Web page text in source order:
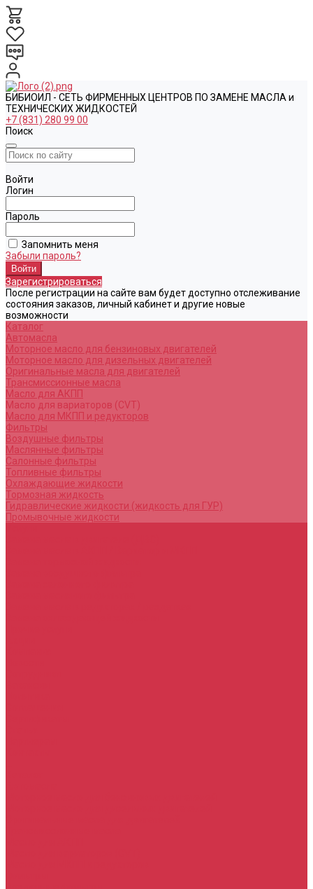
БИБИОИЛ - СЕТЬ ФИРМЕННЫХ ЦЕНТРОВ ПО ЗАМЕНЕ МАСЛА и
ТЕХНИЧЕСКИХ ЖИДКОСТЕЙ
+7 (831) 280 99 00
Поиск
Войти
Логин
Пароль
Запомнить меня
Забыли пароль?
Зарегистрироваться
После регистрации на сайте вам будет доступно отслеживание
состояния заказов, личный кабинет и другие новые
возможности
Каталог
Автомасла
Моторное масло для бензиновых двигателей
Моторное масло для дизельных двигателей
Оригинальные масла для двигателей
Трансмиссионные масла
Масло для АКПП
Масло для вариаторов (CVT)
Масло для МКПП и редукторов
Фильтры
Воздушные фильтры
Маслянные фильтры
Салонные фильтры
Топливные фильтры
Охлаждающие жидкости
Тормозная жидкость
Гидравлические жидкости (жидкость для ГУР)
Промывочные жидкости